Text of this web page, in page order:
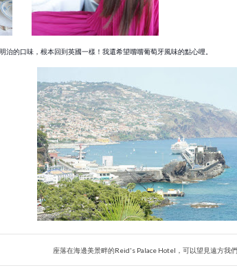
治的口味，根本回到英國一樣！我還希望嚐嚐葡萄牙風味的點心哩。
座落在海邊美景畔的Reid's Palace Hotel，可以望見遠方我